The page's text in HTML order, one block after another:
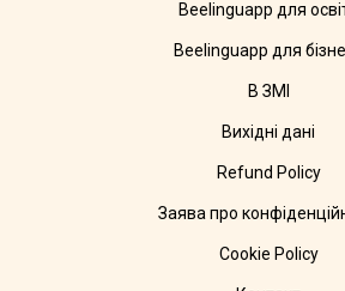
Beelinguapp для
Beelinguapp для
В ЗМІ
Вихідні дані
Refund Policy
Заява про
Cookie Policy